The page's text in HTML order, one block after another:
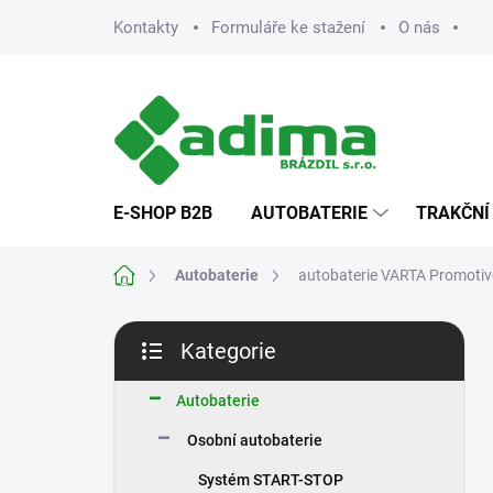
Kontakty Formuláře ke stažení O nás
E-SHOP B2B AUTOBATERIE
Domů Autobaterie autobaterie VARTA
P
s
kategorie
Kategorie
Autobaterie
Osobní autobaterie
Systém START-STOP